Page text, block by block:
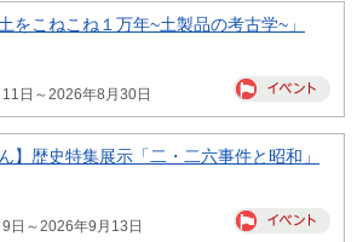
をこねこね１万年~土製品の考古学~」
日～2026年8月30日
】歴史特集展示「二・二六事件と昭和」
日～2026年9月13日